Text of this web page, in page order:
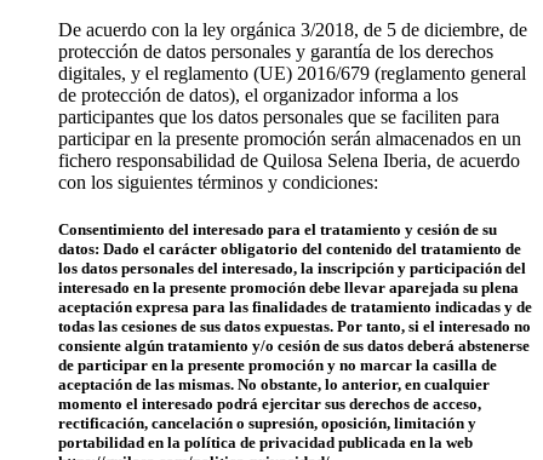
De acuerdo con la ley orgánica 3/2018, de 5 de diciembre, de
protección de datos personales y garantía de los derechos
digitales, y el reglamento (UE) 2016/679 (reglamento general
de protección de datos), el organizador informa a los
participantes que los datos personales que se faciliten para
participar en la presente promoción serán almacenados en un
fichero responsabilidad de Quilosa Selena Iberia, de acuerdo
con los siguientes términos y condiciones:
Consentimiento del interesado para el tratamiento y cesión de su
datos: Dado el carácter obligatorio del contenido del tratamiento de
los datos personales del interesado, la inscripción y participación del
interesado en la presente promoción debe llevar aparejada su plena
aceptación expresa para las finalidades de tratamiento indicadas y de
todas las cesiones de sus datos expuestas. Por tanto, si el interesado no
consiente algún tratamiento y/o cesión de sus datos deberá abstenerse
de participar en la presente promoción y no marcar la casilla de
aceptación de las mismas. No obstante, lo anterior, en cualquier
momento el interesado podrá ejercitar sus derechos de acceso,
rectificación, cancelación o supresión, oposición, limitación y
portabilidad en la política de privacidad publicada en la web